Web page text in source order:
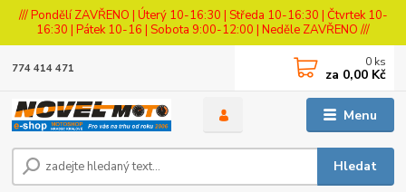
/// Pondělí ZAVŘENO | Úterý 10-16:30 | Středa 10-16:30 | Čtvrtek 10-
16:30 | Pátek 10-16 | Sobota 9:00-12:00 | Neděle ZAVŘENO ///
Menu
Hledat
774 414 471 0 ks
za 0,00 Kč